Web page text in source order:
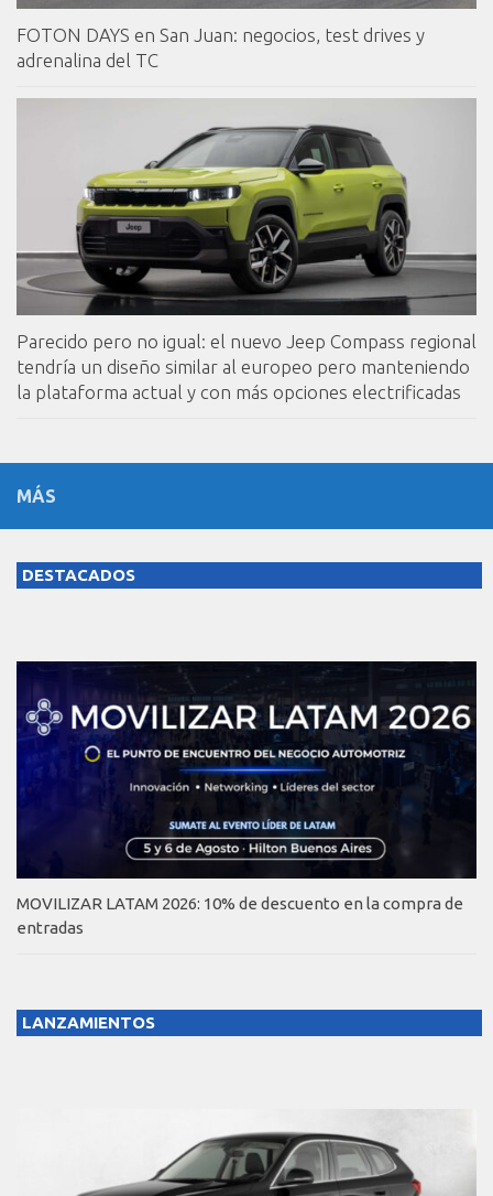
FOTON DAYS en San Juan: negocios, test drives y
adrenalina del TC
Parecido pero no igual: el nuevo Jeep Compass regional
tendría un diseño similar al europeo pero manteniendo
la plataforma actual y con más opciones electrificadas
MÁS
DESTACADOS
MOVILIZAR LATAM 2026: 10% de descuento en la compra de
entradas
LANZAMIENTOS